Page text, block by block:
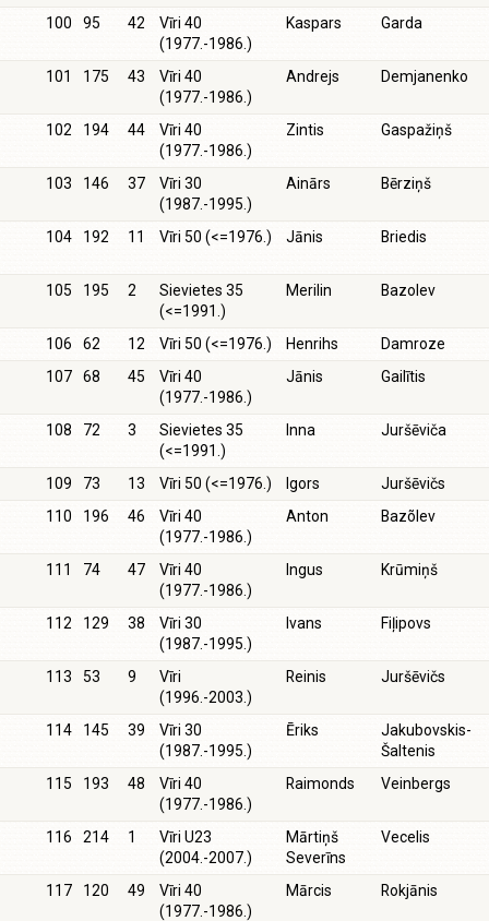
100 95 42
Vīri 40
(1977.-1986.)
Kaspars Garda
101 175 43
Vīri 40
(1977.-1986.)
Andrejs Demjanenko
102 194 44
Vīri 40
(1977.-1986.)
Zintis Gaspažiņš
103 146 37
Vīri 30
(1987.-1995.)
Ainārs Bērziņš
104 192 11 Vīri 50 (<=1976.) Jānis Briedis
105 195 2
Sievietes 35
(<=1991.)
Merilin Bazolev
106 62 12 Vīri 50 (<=1976.) Henrihs
Damroze
107
68 45
Vīri 40
(1977.-1986.)
Jānis Gailītis
108 72 3
Sievietes 35
(<=1991.)
Inna Juršēviča
109 73 13 Vīri 50 (<=1976.) Igors
Juršēvičs
110
196 46
Vīri 40
(1977.-1986.)
Anton Bazõlev
111 74 47
Vīri 40
(1977.-1986.)
Ingus Krūmiņš
112 129 38
Vīri 30
(1987.-1995.)
Ivans Fiļipovs
113 53 9
Vīri
(1996.-2003.)
Reinis Juršēvičs
114 145 39
Vīri 30
(1987.-1995.)
Ēriks
Jakubovskis-
Šaltenis
115
193 48
Vīri 40
(1977.-1986.)
Raimonds Veinbergs
116 214 1
Vīri U23
(2004.-2007.)
Mārtiņš
Severīns
Vecelis
117 120 49
Vīri 40
(1977.-1986.)
Mārcis Rokjānis